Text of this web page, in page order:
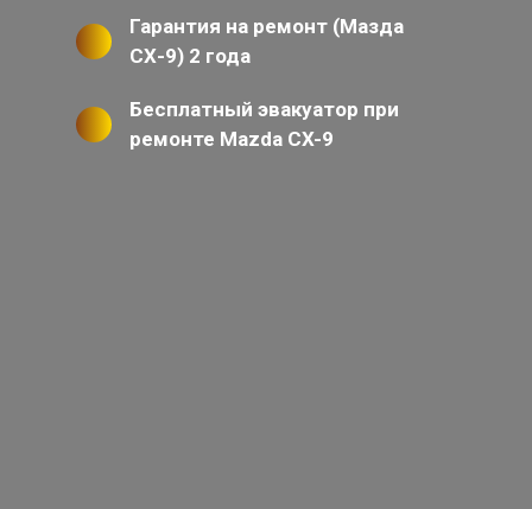
Гарантия на ремонт (Мазда
СХ-9) 2 года
Бесплатный эвакуатор при
ремонте Mazda CX-9